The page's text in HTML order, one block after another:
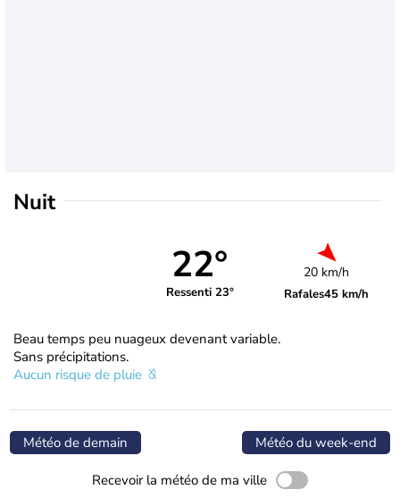
Nuit
22°
Ressenti 23°
20 km/h
Rafales45 km/h
Beau temps peu nuageux devenant variable.
Sans précipitations.
Aucun risque de pluie
Météo de demain Météo du week-end
Recevoir la météo de ma ville